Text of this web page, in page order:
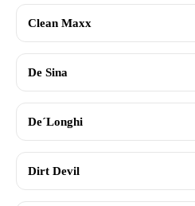
Clean Maxx
De Sina
De´Longhi
Dirt Devil